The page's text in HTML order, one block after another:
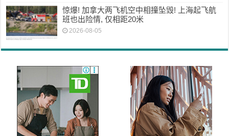
惊爆! 加拿大两飞机空中相撞坠毁! 上海起飞航
班也出险情, 仅相距20米
2026-08-05